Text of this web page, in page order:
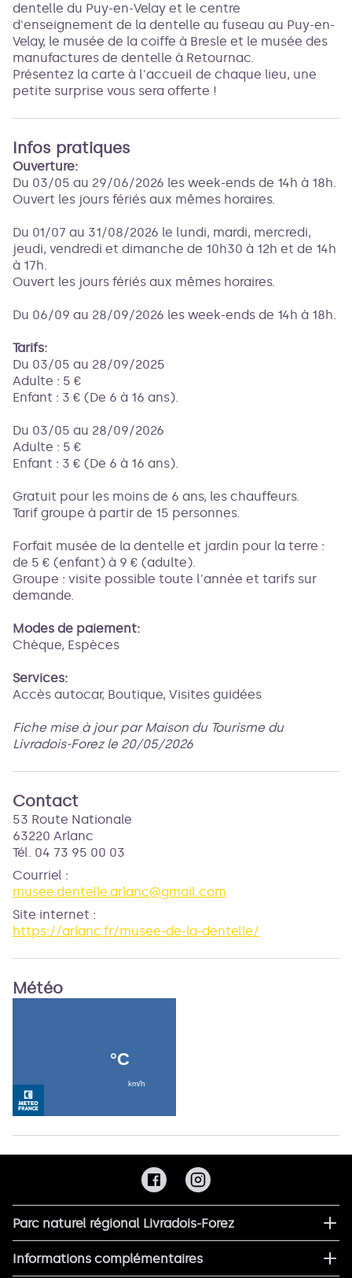
dentelle du Puy-en-Velay et le centre
d'enseignement de la dentelle au fuseau au Puy-en-
Velay, le musée de la coiffe à Bresle et le musée des
manufactures de dentelle à Retournac.
Présentez la carte à l'accueil de chaque lieu, une
petite surprise vous sera offerte !
Infos pratiques
Ouverture:
Du 03/05 au 29/06/2026 les week-ends de 14h à 18h.
Ouvert les jours fériés aux mêmes horaires.
Du 01/07 au 31/08/2026 le lundi, mardi, mercredi,
jeudi, vendredi et dimanche de 10h30 à 12h et de 14h
à 17h.
Ouvert les jours fériés aux mêmes horaires.
Du 06/09 au 28/09/2026 les week-ends de 14h à 18h.
Tarifs:
Du 03/05 au 28/09/2025
Adulte : 5 €
Enfant : 3 € (De 6 à 16 ans).
Du 03/05 au 28/09/2026
Adulte : 5 €
Enfant : 3 € (De 6 à 16 ans).
Gratuit pour les moins de 6 ans, les chauffeurs.
Tarif groupe à partir de 15 personnes.
Forfait musée de la dentelle et jardin pour la terre :
de 5 € (enfant) à 9 € (adulte).
Groupe : visite possible toute l'année et tarifs sur
demande.
Modes de paiement:
Chèque, Espèces
Services:
Accès autocar, Boutique, Visites guidées
Fiche mise à jour par Maison du Tourisme du
Livradois-Forez le 20/05/2026
Contact
53 Route Nationale
63220 Arlanc
Tél. 04 73 95 00 03
Courriel :
musee.dentelle.arlanc@gmail.com
Site internet :
https://arlanc.fr/musee-de-la-dentelle/
Météo
Parc naturel régional Livradois-Forez
Informations complémentaires